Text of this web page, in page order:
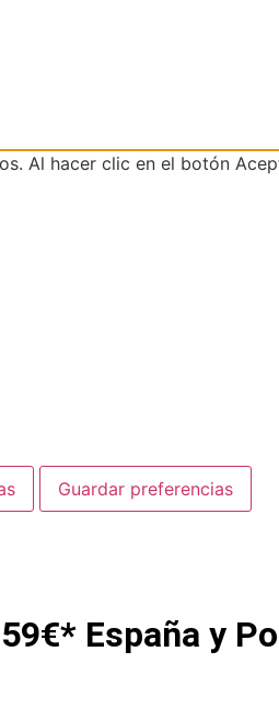
Al hacer clic en el botón
Guardar preferencias
59€* España y